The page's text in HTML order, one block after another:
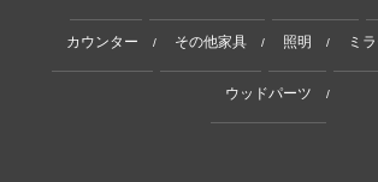
カウンター / その他家具 / 照明 / ミ
ウッドパーツ /